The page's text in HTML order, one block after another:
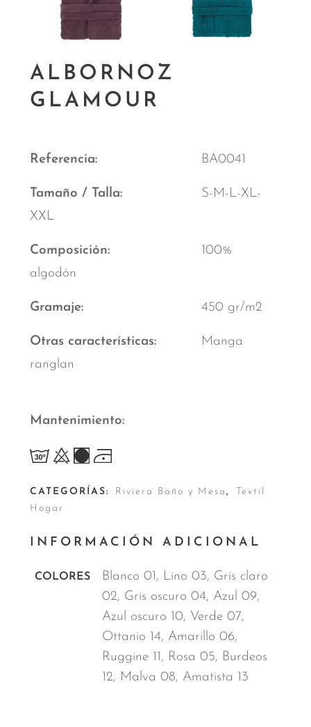
ALBORNOZ
GLAMOUR
Referencia BA0041
Tamaño / Talla
S-M-L-XL-
XXL
Composición
100%
algodón
Gramaje 450 gr/m2
Otras características
Manga
ranglan
Mantenimiento
CATEGORÍAS: Riviera Baño y Mesa ,
Textil
Hogar
INFORMACIÓN ADICIONAL
COLORES
Blanco 01, Lino 03, Gris claro
02, Gris oscuro 04, Azul 09,
Azul oscuro 10, Verde 07,
Ottanio 14, Amarillo 06,
Ruggine 11, Rosa 05, Burdeos
12, Malva 08, Amatista 13